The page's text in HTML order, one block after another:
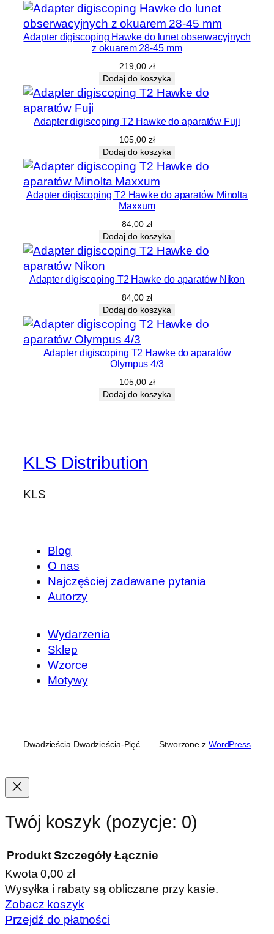
Adapter digiscoping Hawke do lunet obserwacyjnych
z okuarem 28-45 mm
219,00 zł
Dodaj do koszyka
Adapter digiscoping T2 Hawke do aparatów Fuji
105,00 zł
Dodaj do koszyka
Adapter digiscoping T2 Hawke do aparatów Minolta
Maxxum
84,00 zł
Dodaj do koszyka
Adapter digiscoping T2 Hawke do aparatów Nikon
84,00 zł
Dodaj do koszyka
Adapter digiscoping T2 Hawke do aparatów
Olympus 4/3
105,00 zł
Dodaj do koszyka
KLS Distribution
KLS
Blog
O nas
Najczęściej zadawane pytania
Autorzy
Wydarzenia
Sklep
Wzorce
Motywy
Dwadzieścia Dwadzieścia-Pięć Stworzone z WordPress
Twój koszyk (pozycje: 0)
Produkty
w
koszyku
Produkt Szczegóły Łącznie
Kwota0,00 zł
Wysyłka i rabaty są obliczane przy kasie.
Zobacz koszyk
Przejdź do płatności